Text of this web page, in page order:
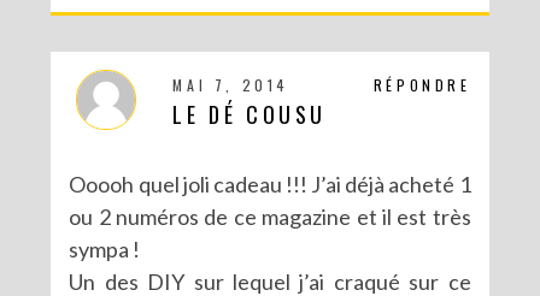
RÉPONDRE
MAI 7, 2014
LE DÉ COUSU
Ooooh quel joli cadeau !!! J’ai déjà acheté 1
ou 2 numéros de ce magazine et il est très
sympa !
Un des DIY sur lequel j’ai craqué sur ce